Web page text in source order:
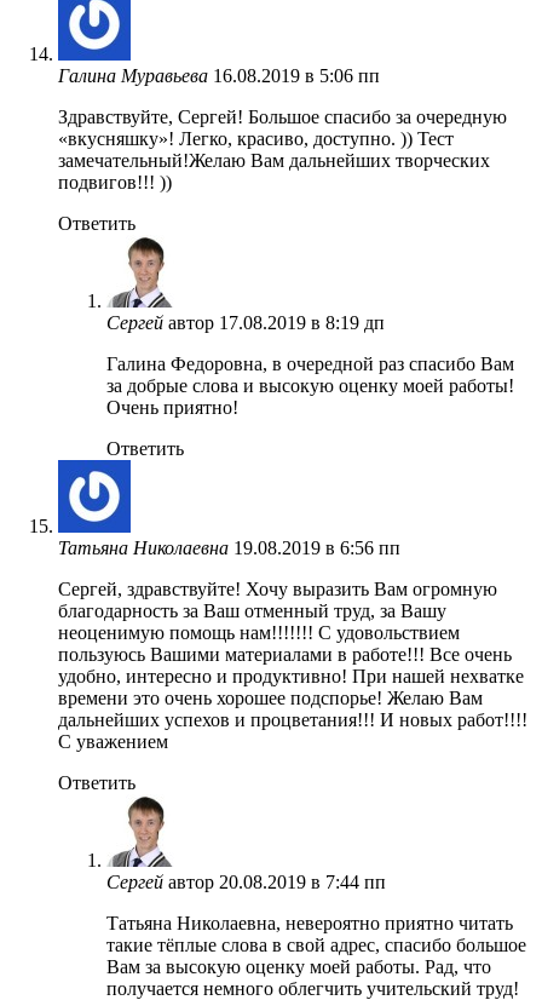
Галина Муравьева 16.08.2019 в 5:06 пп
Здравствуйте, Сергей! Большое спасибо за очередную
«вкусняшку»! Легко, красиво, доступно. )) Тест
замечательный!Желаю Вам дальнейших творческих
подвигов!!! ))
Ответить
Сергей автор 17.08.2019 в 8:19 дп
Галина Федоровна, в очередной раз спасибо Вам
за добрые слова и высокую оценку моей работы!
Очень приятно!
Ответить
Татьяна Николаевна 19.08.2019 в 6:56 пп
Сергей, здравствуйте! Хочу выразить Вам огромную
благодарность за Ваш отменный труд, за Вашу
неоценимую помощь нам!!!!!!! С удовольствием
пользуюсь Вашими материалами в работе!!! Все очень
удобно, интересно и продуктивно! При нашей нехватке
времени это очень хорошее подспорье! Желаю Вам
дальнейших успехов и процветания!!! И новых работ!!!!
С уважением
Ответить
Сергей автор 20.08.2019 в 7:44 пп
Татьяна Николаевна, невероятно приятно читать
такие тёплые слова в свой адрес, спасибо большое
Вам за высокую оценку моей работы. Рад, что
получается немного облегчить учительский труд!